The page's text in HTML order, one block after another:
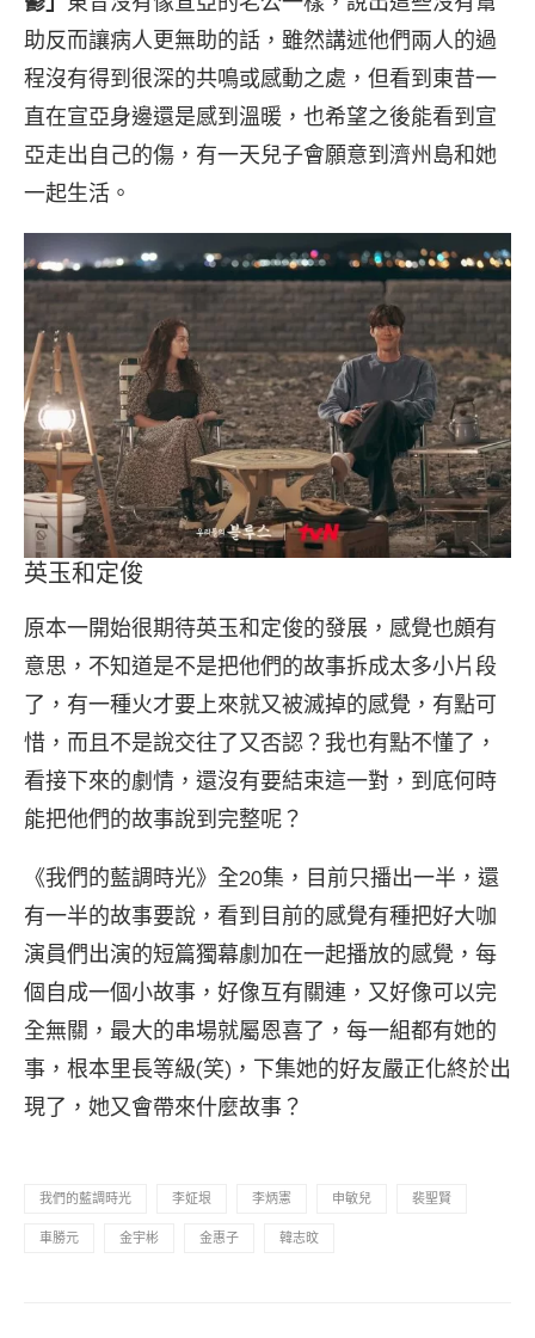
助反而讓病人更無助的話，雖然講述他們兩人的過
程沒有得到很深的共鳴或感動之處，但看到東昔一
直在宣亞身邊還是感到溫暖，也希望之後能看到宣
亞走出自己的傷，有一天兒子會願意到濟州島和她
一起生活。
英玉和定俊
原本一開始很期待英玉和定俊的發展，感覺也頗有
意思，不知道是不是把他們的故事拆成太多小片段
了，有一種火才要上來就又被滅掉的感覺，有點可
惜，而且不是說交往了又否認？我也有點不懂了，
看接下來的劇情，還沒有要結束這一對，到底何時
能把他們的故事說到完整呢？
《我們的藍調時光》全20集，目前只播出一半，還
有一半的故事要說，看到目前的感覺有種把好大咖
演員們出演的短篇獨幕劇加在一起播放的感覺，每
個自成一個小故事，好像互有關連，又好像可以完
全無關，最大的串場就屬恩喜了，每一組都有她的
事，根本里長等級(笑)，下集她的好友嚴正化終於出
現了，她又會帶來什麼故事？
我們的藍調時光 李姃垠 李炳憲 申敏兒 裴聖賢
車勝元 金宇彬 金惠子 韓志旼